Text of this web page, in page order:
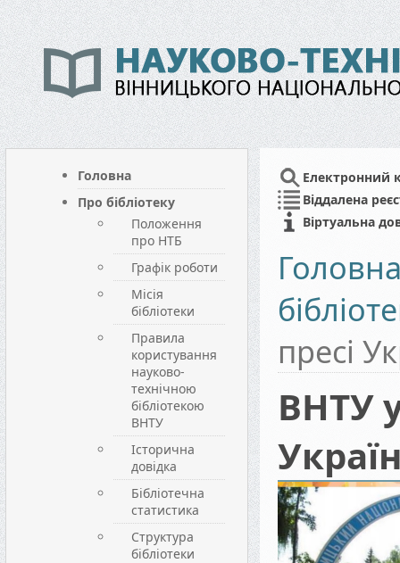
Головна
Про бібліотеку
Положення
про НТБ
Графік роботи
Місія
бібліотеки
Правила
користування
науково-
технічною
бібліотекою
ВНТУ
Історична
довідка
Бібліотечна
статистика
Структура
бібліотеки
Електронний
Віддалена
Віртуальна
пресі
ВНТУ